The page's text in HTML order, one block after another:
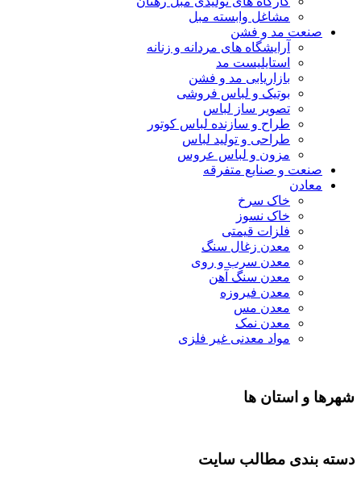
مشاغل وابسته مبل
صنعت مد و فشن
آرایشگاه های مردانه و زنانه
استایلیست مد
بازاریابی مد و فشن
بوتیک و لباس فروشی
تصویر ساز لباس
طراح و سازنده لباس کوتور
طراحی و تولید لباس
مزون و لباس عروس
صنعت و صنایع متفرقه
معادن
خاک سرخ
خاک نسوز
فلزات قیمتی
معدن زغال سنگ
معدن سرب و روی
معدن سنگ آهن
معدن فیروزه
معدن مس
معدن نمک
مواد معدنی غیر فلزی
شهرها و استان ها
دسته بندی مطالب سایت